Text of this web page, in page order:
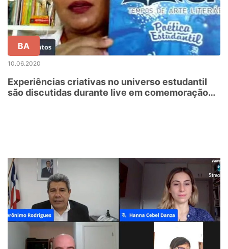
BA
10.06.2020
Experiências criativas no universo estudantil
são discutidas durante live em comemoração